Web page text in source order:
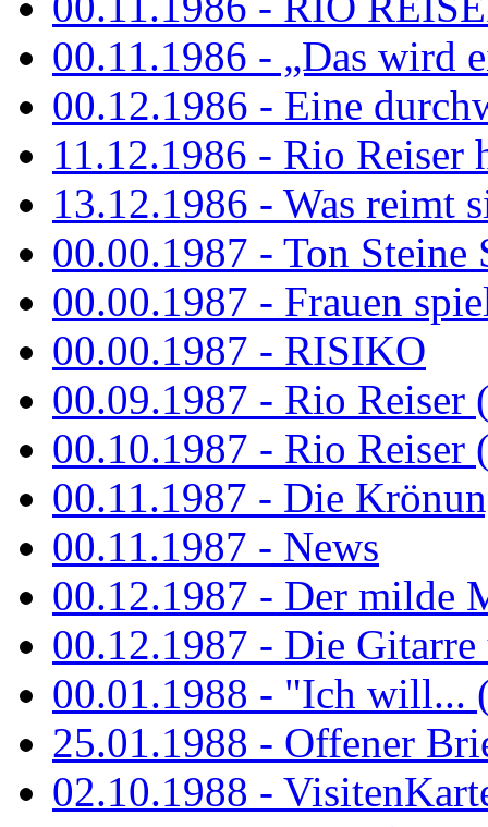
00.11.1986 - „Das wird
00.12.1986 - Eine
11.12.1986 - Rio Reiser
13.12.1986 - Was reimt
00.00.1987 - Ton Steine
00.00.1987 - Frauen
00.00.1987 - RISIKO
00.09.1987 - Rio Reiser
00.10.1987 - Rio Reiser
00.11.1987 - Die
00.11.1987 - News
00.12.1987 - Der milde
00.12.1987 - Die Gitarre
00.01.1988 - "Ich will...
25.01.1988 - Offener
02.10.1988 -